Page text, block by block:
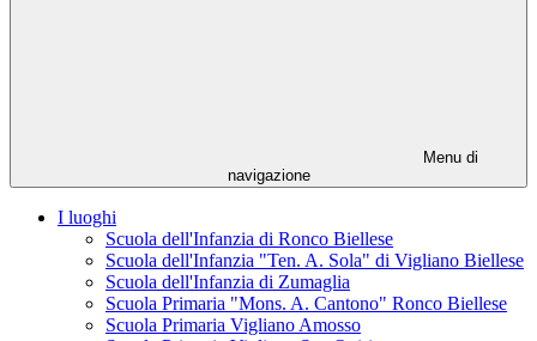
Menu di
navigazione
I luoghi
Scuola dell'Infanzia di Ronco Biellese
Scuola dell'Infanzia "Ten. A. Sola" di Vigliano Biellese
Scuola dell'Infanzia di Zumaglia
Scuola Primaria "Mons. A. Cantono" Ronco Biellese
Scuola Primaria Vigliano Amosso